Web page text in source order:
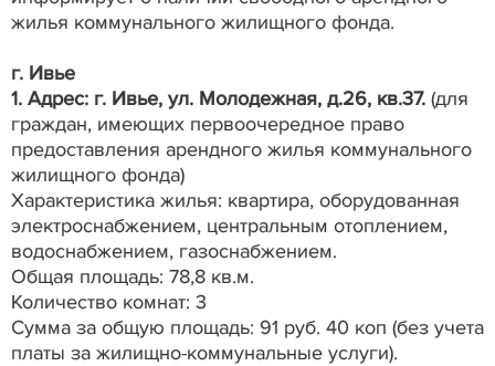
жилья коммунального жилищного фонда.
г. Ивье
1. Адрес: г. Ивье, ул. Молодежная, д.26, кв.37. (для
граждан, имеющих первоочередное право
предоставления арендного жилья коммунального
жилищного фонда)
Характеристика жилья: квартира, оборудованная
электроснабжением, центральным отоплением,
водоснабжением, газоснабжением.
Общая площадь: 78,8 кв.м.
Количество комнат: 3
Сумма за общую площадь: 91 руб. 40 коп (без учета
платы за жилищно-коммунальные услуги).